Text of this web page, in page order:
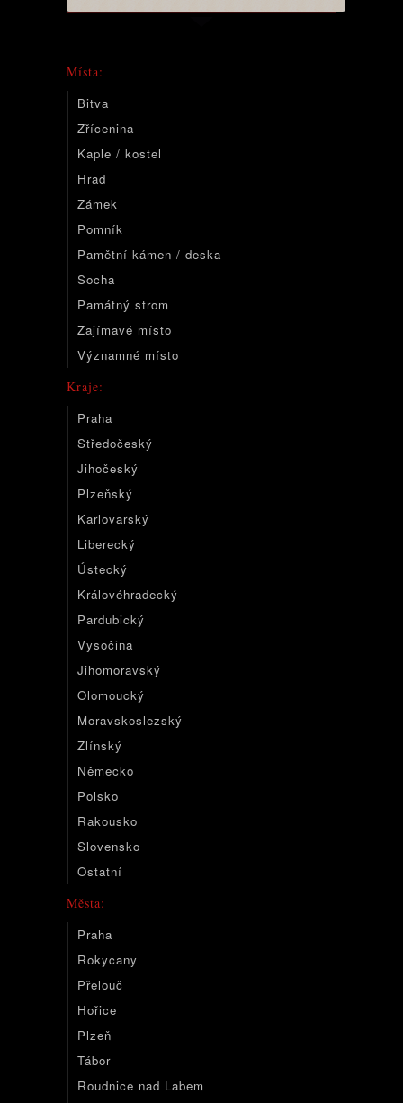
Místa:
Bitva
Zřícenina
Kaple / kostel
Hrad
Zámek
Pomník
Pamětní kámen / deska
Socha
Památný strom
Zajímavé místo
Významné místo
Kraje:
Praha
Středočeský
Jihočeský
Plzeňský
Karlovarský
Liberecký
Ústecký
Královéhradecký
Pardubický
Vysočina
Jihomoravský
Olomoucký
Moravskoslezský
Zlínský
Německo
Polsko
Rakousko
Slovensko
Ostatní
Města:
Praha
Rokycany
Přelouč
Hořice
Plzeň
Tábor
Roudnice nad Labem